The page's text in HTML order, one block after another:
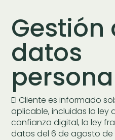
Gestión
datos
El Cliente es informado
aplicable, incluidas la ley
confianza digital, la ley
datos del 6 de agosto de